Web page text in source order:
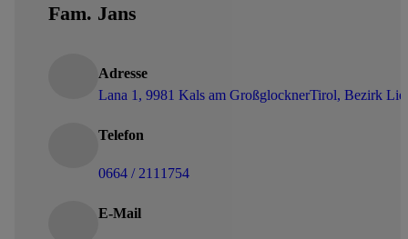
Fam. Jans
Adresse
Lana 1, 9981 Kals am GroßglocknerTirol, Bezirk
Telefon
0664 / 2111754
E-Mail